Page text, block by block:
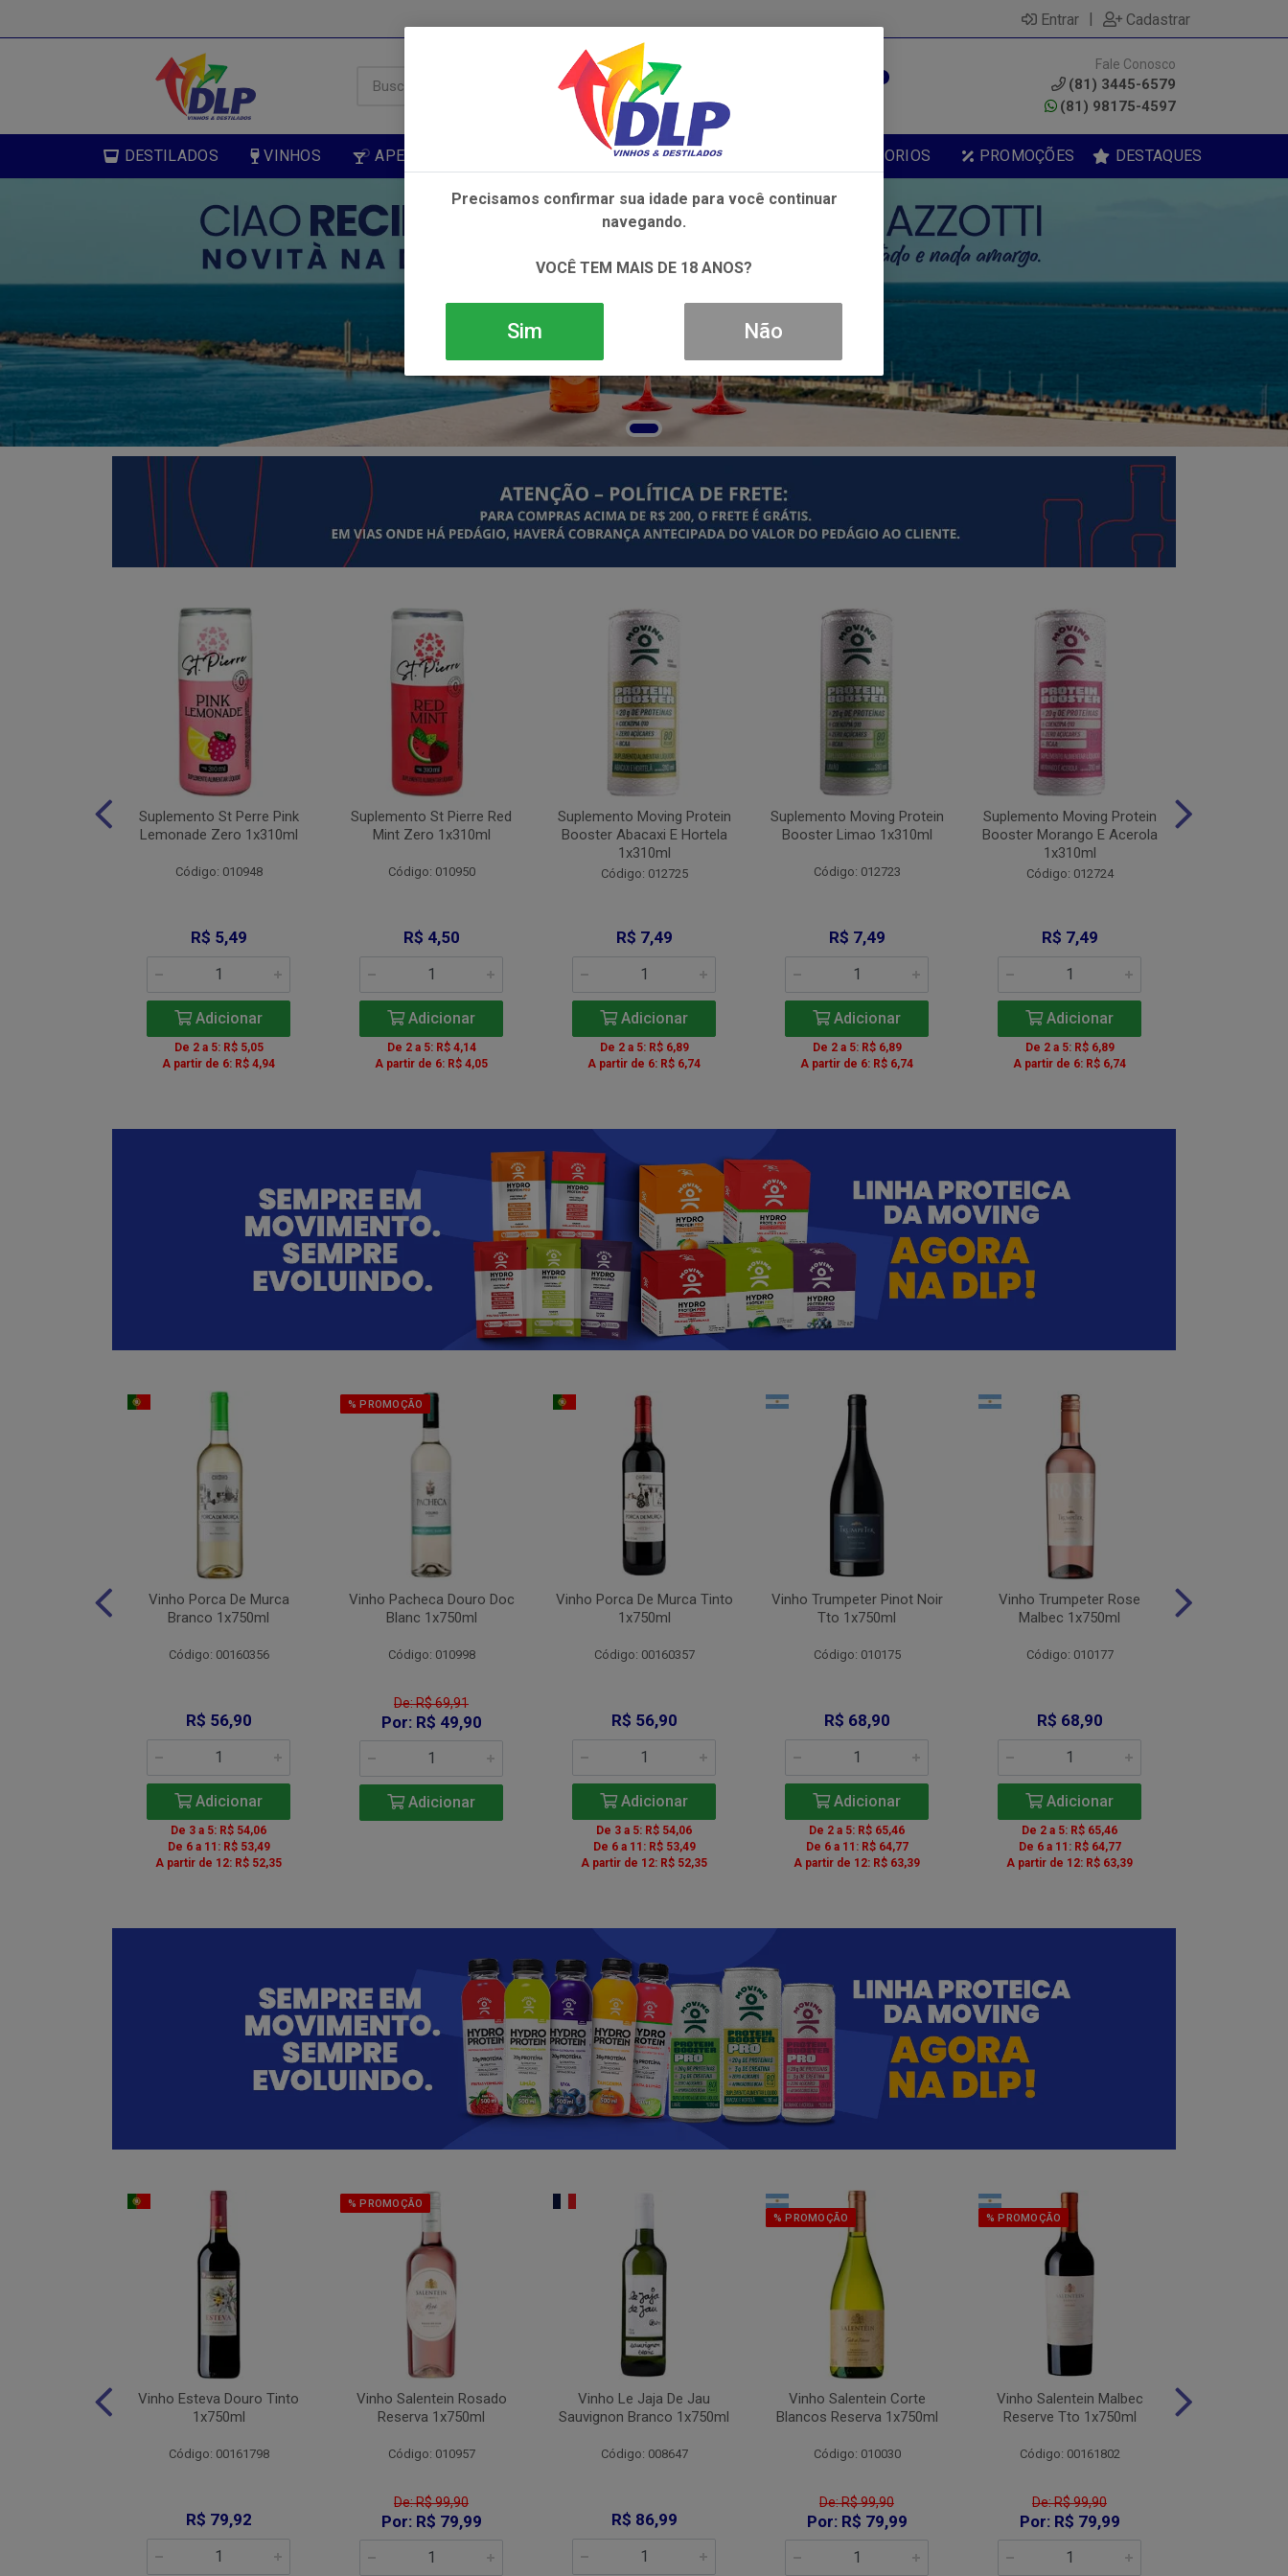
Entrar | Cadastrar
Fale Conosco
(81) 3445-6579
(81) 98175-4597
DESTILADOS VINHOS APERITIVOS NÃO ALCOÓLICOS ALIMENTOS ACESSORIOS PROMOÇÕES DESTAQUES
Suplemento St Perre Pink
Lemonade Zero 1x310ml
Código: 010948
R$ 5,49
Adicionar
De 2 a 5: R$ 5,05
A partir de 6: R$ 4,94
Suplemento St Pierre Red
Mint Zero 1x310ml
Código: 010950
R$ 4,50
Adicionar
De 2 a 5: R$ 4,14
A partir de 6: R$ 4,05
Suplemento Moving Protein
Booster Abacaxi E Hortela
1x310ml
Código: 012725
R$ 7,49
Adicionar
De 2 a 5: R$ 6,89
A partir de 6: R$ 6,74
Suplemento Moving Protein
Booster Limao 1x310ml
Código: 012723
R$ 7,49
Adicionar
De 2 a 5: R$ 6,89
A partir de 6: R$ 6,74
Suplemento Moving Protein
Booster Morango E Acerola
1x310ml
Código: 012724
R$ 7,49
Adicionar
De 2 a 5: R$ 6,89
A partir de 6: R$ 6,74
Vinho Porca De Murca
Branco 1x750ml
Código: 00160356
R$ 56,90
Adicionar
De 3 a 5: R$ 54,06
De 6 a 11: R$ 53,49
A partir de 12: R$ 52,35
% PROMOÇÃO
Vinho Pacheca Douro Doc
Blanc 1x750ml
Código: 010998
De: R$ 69,91
Por: R$ 49,90
Adicionar
Vinho Porca De Murca Tinto
1x750ml
Código: 00160357
R$ 56,90
Adicionar
De 3 a 5: R$ 54,06
De 6 a 11: R$ 53,49
A partir de 12: R$ 52,35
Vinho Trumpeter Pinot Noir
Tto 1x750ml
Código: 010175
R$ 68,90
Adicionar
De 2 a 5: R$ 65,46
De 6 a 11: R$ 64,77
A partir de 12: R$ 63,39
Vinho Trumpeter Rose
Malbec 1x750ml
Código: 010177
R$ 68,90
Adicionar
De 2 a 5: R$ 65,46
De 6 a 11: R$ 64,77
A partir de 12: R$ 63,39
Vinho Esteva Douro Tinto
1x750ml
Código: 00161798
R$ 79,92
% PROMOÇÃO
Vinho Salentein Rosado
Reserva 1x750ml
Código: 010957
De: R$ 99,90
Por: R$ 79,99
Vinho Le Jaja De Jau
Sauvignon Branco 1x750ml
Código: 008647
R$ 86,99
% PROMOÇÃO
Vinho Salentein Corte
Blancos Reserva 1x750ml
Código: 010030
De: R$ 99,90
Por: R$ 79,99
% PROMOÇÃO
Vinho Salentein Malbec
Reserve Tto 1x750ml
Código: 00161802
De: R$ 99,90
Por: R$ 79,99
Precisamos confirmar sua idade para você continuar
navegando.
VOCÊ TEM MAIS DE 18 ANOS?
Sim Não